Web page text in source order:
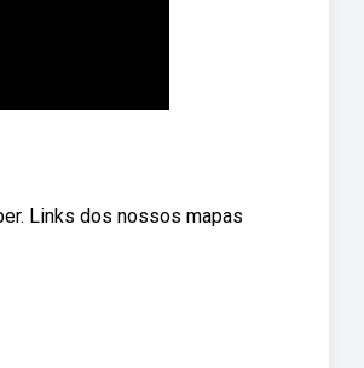
Links dos nossos mapas